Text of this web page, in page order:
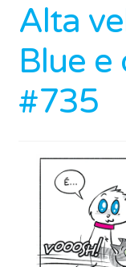
Alta
Blue e
#735